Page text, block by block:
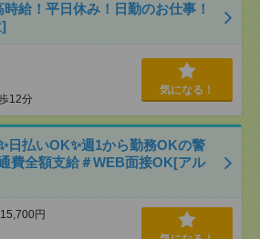
給！平日休み！日勤のお仕事！
12分
気になる！
日払いOK✨週1から勤務OKの警
費全額支給＃WEB面接OK[アル
円